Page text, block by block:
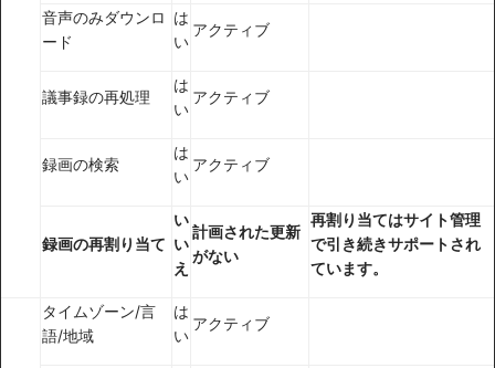
音声のみダウンロ
ード
は
い
アクティブ
議事録の再処理
は
い
アクティブ
録画の検索
は
い
アクティブ
録画の再割り当て
い
い
え
計画された更新
がない
再割り当てはサイト管理
で引き続きサポートされ
ています。
タイムゾーン/言
語/地域
は
い
アクティブ